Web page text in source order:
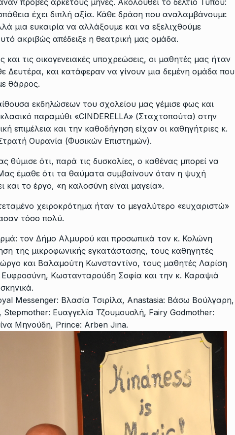
πρόβες αρκετούς μήνες. Ακολουθεί το δελτίο Τύπου:
έχει διπλή αξία. Κάθε δράση που αναλαμβάνουμε
μια ευκαιρία να αλλάξουμε και να εξελιχθούμε
ακριβώς απέδειξε η θεατρική μας ομάδα.
τις οικογενειακές υποχρεώσεις, οι μαθητές μας ήταν
Δευτέρα, και κατάφεραν να γίνουν μια δεμένη ομάδα που
θάρρος.
εκδηλώσεων του σχολείου μας γέμισε φως και
παραμύθι «CINDERELLA» (Σταχτοπούτα) στην
επιμέλεια και την καθοδήγηση είχαν οι καθηγήτριες κ.
Ουρανία (Φυσικών Επιστημών).
θύμισε ότι, παρά τις δυσκολίες, ο καθένας μπορεί να
έμαθε ότι τα θαύματα συμβαίνουν όταν η ψυχή
και το έργο, «η καλοσύνη είναι μαγεία».
χειροκρότημα ήταν το μεγαλύτερο «ευχαριστώ»
τόσο πολύ.
τον Δήμο Αλμυρού και προσωπικά τον κ. Κολώνη
της μικροφωνικής εγκατάστασης, τους καθηγητές
και Βαλαμούτη Κωνσταντίνο, τους μαθητές Λαρίση
Κωστανταρούδη Σοφία και την κ. Καραψιά
Messenger: Βλασία Τσιρίλα, Anastasia: Βάσω Βούλγαρη,
Ευαγγελία Τζουμουσλή, Fairy Godmother:
Μηνούδη, Prince: Arben Jina.